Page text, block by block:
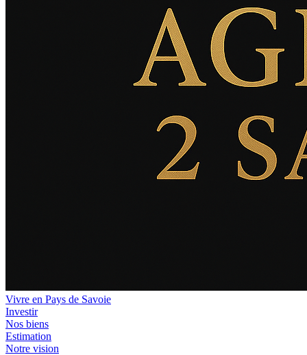
Vivre en Pays de Savoie
Investir
Nos biens
Estimation
Notre vision